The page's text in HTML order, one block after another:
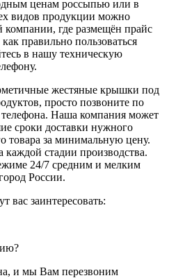
ценам россыпью или в
видов продукции можно
компании, где размещён прайс
правильно пользоваться
в нашу техническую
жестяные крышки под
просто позвоните по
Наша компания может
сроки доставки нужного
товара за минимальную цену.
каждой стадии производства.
24/7 средним и мелким
России.
вас заинтересовать:
и мы Вам перезвоним